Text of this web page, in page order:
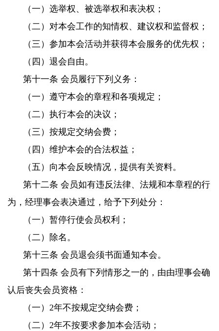
（一）选举权、被选举权和表决权；
（二）对本会工作的知情权、建议权和监督权；
（三）参加本会活动并获得本会服务的优先权；
（四）退会自由。
第十一条 会员履行下列义务：
（一）遵守本会的章程和各项规定；
（二）执行本会的决议；
（三）按规定交纳会费；
（四）维护本会的合法权益；
（五）向本会反映情况，提供有关资料。
第十二条 会员如有违反法律、法规和本章程的行
为，经理事会表决通过，给予下列处分：
（一）暂停行使会员权利；
（二）除名。
第十三条 会员退会须书面通知本会。
第十四条 会员有下列情形之一的，由由理事会确
认后丧失会员资格：
（一）2年不按规定交纳会费；
（二）2年不按要求参加本会活动；